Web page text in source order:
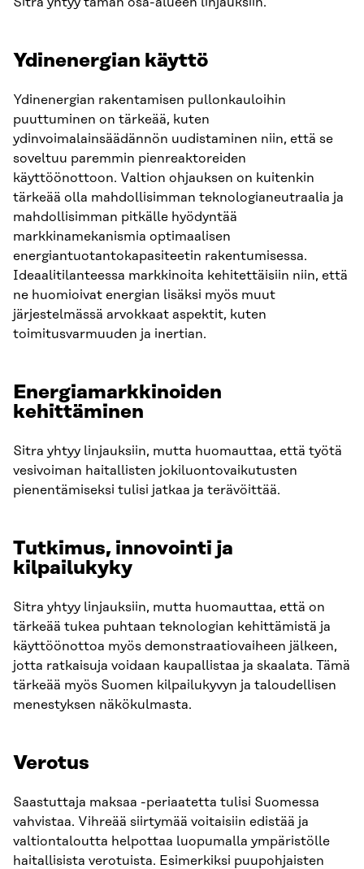
Ydinenergian käyttö
Ydinenergian rakentamisen pullonkauloihin
puuttuminen on tärkeää, kuten
ydinvoimalainsäädännön uudistaminen niin, että se
soveltuu paremmin pienreaktoreiden
käyttöönottoon. Valtion ohjauksen on kuitenkin
tärkeää olla mahdollisimman teknologianeutraalia ja
mahdollisimman pitkälle hyödyntää
markkinamekanismia optimaalisen
energiantuotantokapasiteetin rakentumisessa.
Ideaalitilanteessa markkinoita kehitettäisiin niin, että
ne huomioivat energian lisäksi myös muut
järjestelmässä arvokkaat aspektit, kuten
toimitusvarmuuden ja inertian.
Energiamarkkinoiden
kehittäminen
Sitra yhtyy linjauksiin, mutta huomauttaa, että työtä
vesivoiman haitallisten jokiluontovaikutusten
pienentämiseksi tulisi jatkaa ja terävöittää.
Tutkimus, innovointi ja
kilpailukyky
Sitra yhtyy linjauksiin, mutta huomauttaa, että on
tärkeää tukea puhtaan teknologian kehittämistä ja
käyttöönottoa myös demonstraatiovaiheen jälkeen,
jotta ratkaisuja voidaan kaupallistaa ja skaalata. Tämä
tärkeää myös Suomen kilpailukyvyn ja taloudellisen
menestyksen näkökulmasta.
Verotus
Saastuttaja maksaa -periaatetta tulisi Suomessa
vahvistaa. Vihreää siirtymää voitaisiin edistää ja
valtiontaloutta helpottaa luopumalla ympäristölle
haitallisista verotuista. Esimerkiksi puupohjaisten